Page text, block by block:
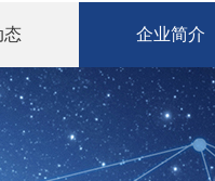
态 企业简介